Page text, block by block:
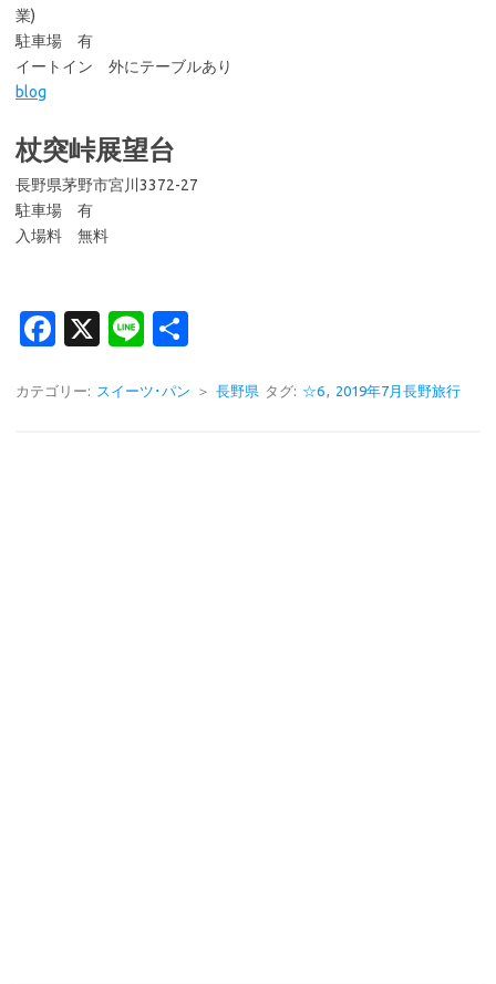
業)
駐車場 有
イートイン 外にテーブルあり
blog
杖突峠展望台
長野県茅野市宮川3372-27
駐車場 有
入場料 無料
Fa
e
X
Li
e
カテゴリー: スイーツ･パン ＞ 長野県 タグ: ☆6 2019年7月長野旅行